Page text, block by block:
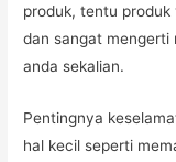
produk, tentu
dan sangat mengerti
anda sekalian.
Pentingnya
hal kecil seperti